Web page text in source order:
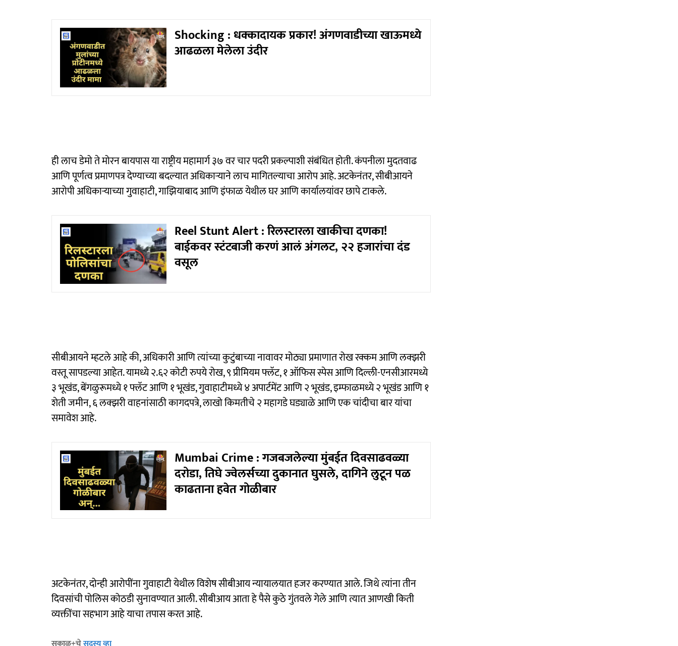
Shocking : धक्कादायक प्रकार! अंगणवाडीच्या खाऊमध्ये
आढळला मेलेला उंदीर
ही लाच डेमो ते मोरन बायपास या राष्ट्रीय महामार्ग ३७ वर चार पदरी प्रकल्पाशी संबंधित होती. कंपनीला मुदतवाढ
आणि पूर्णत्व प्रमाणपत्र देण्याच्या बदल्यात अधिकाऱ्याने लाच मागितल्याचा आरोप आहे. अटकेनंतर, सीबीआयने
आरोपी अधिकाऱ्याच्या गुवाहाटी, गाझियाबाद आणि इंफाळ येथील घर आणि कार्यालयांवर छापे टाकले.
Reel Stunt Alert : रिलस्टारला खाकीचा दणका!
बाईकवर स्टंटबाजी करणं आलं अंगलट, २२ हजारांचा दंड
वसूल
सीबीआयने म्हटले आहे की, अधिकारी आणि त्यांच्या कुटुंबाच्या नावावर मोठ्या प्रमाणात रोख रक्कम आणि लक्झरी
वस्तू सापडल्या आहेत. यामध्ये २.६२ कोटी रुपये रोख, ९ प्रीमियम फ्लॅट, १ ऑफिस स्पेस आणि दिल्ली-एनसीआरमध्ये
३ भूखंड, बेंगळुरूमध्ये १ फ्लॅट आणि १ भूखंड, गुवाहाटीमध्ये ४ अपार्टमेंट आणि २ भूखंड, इम्फाळमध्ये २ भूखंड आणि १
शेती जमीन, ६ लक्झरी वाहनांसाठी कागदपत्रे, लाखो किमतीचे २ महागडे घड्याळे आणि एक चांदीचा बार यांचा
समावेश आहे.
Mumbai Crime : गजबजलेल्या मुंबईत दिवसाढवळ्या
दरोडा, तिघे ज्वेलर्सच्या दुकानात घुसले, दागिने लुटून पळ
काढताना हवेत गोळीबार
अटकेनंतर, दोन्ही आरोपींना गुवाहाटी येथील विशेष सीबीआय न्यायालयात हजर करण्यात आले. जिथे त्यांना तीन
दिवसांची पोलिस कोठडी सुनावण्यात आली. सीबीआय आता हे पैसे कुठे गुंतवले गेले आणि त्यात आणखी किती
व्यक्तींचा सहभाग आहे याचा तपास करत आहे.